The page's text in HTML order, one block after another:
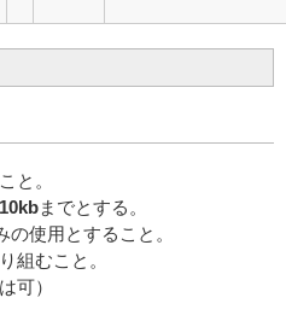
と。
10kbまでとする。
使用とすること。
組むこと。
可）